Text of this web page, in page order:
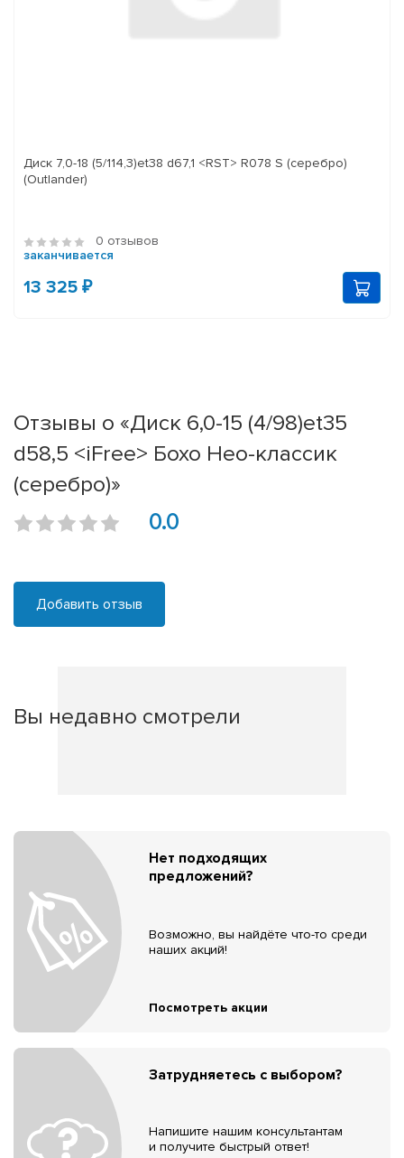
Диск 7,0-18 (5/114,3)et38 d67,1 <RST> R078 S (серебро)
(Outlander)
0 отзывов
заканчивается
13 325 ₽
Отзывы о «Диск 6,0-15 (4/98)et35
d58,5 <iFree> Бохо Нео-классик
(серебро)»
0.0
Добавить отзыв
Вы недавно смотрели
Нет подходящих
предложений?
Возможно, вы найдёте что-то среди
наших акций!
Посмотреть акции
Затрудняетесь с выбором?
Напишите нашим консультантам
и получите быстрый ответ!